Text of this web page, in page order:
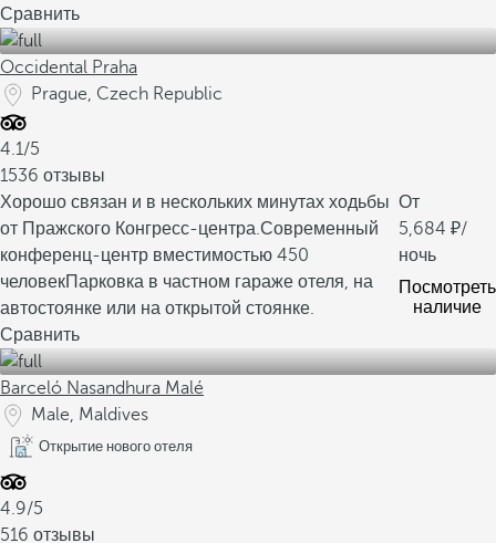
Сравнить
Occidental Praha
Prague, Czech Republic
4.1/5
1536 отзывы
Хорошо связан и в нескольких минутах ходьбы
от Пражского Конгресс-центра.Современный
конференц-центр вместимостью 450
человекПарковка в частном гараже отеля, на
автостоянке или на открытой стоянке.
От
5,684
/
ночь
Посмотреть
наличие
Сравнить
Barceló Nasandhura Malé
Male, Maldives
Открытие нового отеля
4.9/5
516 отзывы